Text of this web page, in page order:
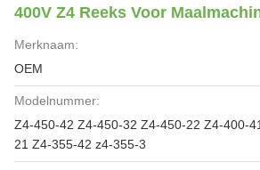
400V Z4 Reeks Voor
Merknaam:
OEM
Modelnummer:
Z4-450-42 Z4-450-32 Z4-450-22 Z4-400-
21 Z4-355-42 z4-355-3